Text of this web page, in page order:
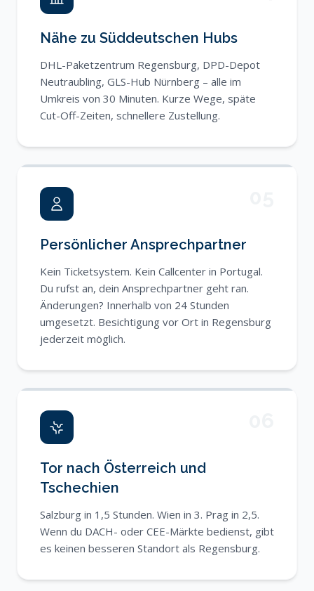
Nähe zu Süddeutschen Hubs
DHL-Paketzentrum Regensburg, DPD-Depot
Neutraubling, GLS-Hub Nürnberg – alle im
Umkreis von 30 Minuten. Kurze Wege, späte
Cut-Off-Zeiten, schnellere Zustellung.
Persönlicher Ansprechpartner
Kein Ticketsystem. Kein Callcenter in Portugal.
Du rufst an, dein Ansprechpartner geht ran.
Änderungen? Innerhalb von 24 Stunden
umgesetzt. Besichtigung vor Ort in Regensburg
jederzeit möglich.
Tor nach Österreich und
Tschechien
Salzburg in 1,5 Stunden. Wien in 3. Prag in 2,5.
Wenn du DACH- oder CEE-Märkte bedienst, gibt
es keinen besseren Standort als Regensburg.